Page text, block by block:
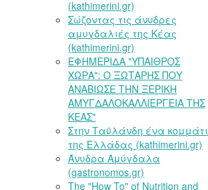
(kathimerini.gr)
Σώζοντας τις άνυδρες
αμυγδαλιές της Κέας
(kathimerini.gr)
ΕΦΗΜΕΡΙΔΑ "ΥΠΑΙΘΡΟΣ
ΧΩΡΑ": Ο ΞΩΤΑΡΗΣ ΠΟΥ
ΑΝΑΒΙΩΣΕ ΤΗΝ ΞΕΡΙΚΗ
ΑΜΥΓΔΑΛΟΚΑΛΛΙΕΡΓΕΙΑ ΤΗΣ
ΚΕΑΣ"
Στην Ταϋλάνδη ένα κομμάτι
της Ελλάδας (kathimerini.gr)
Άνυδρα Αμύγδαλα
(gastronomos.gr)
The "How To" of Nutrition and